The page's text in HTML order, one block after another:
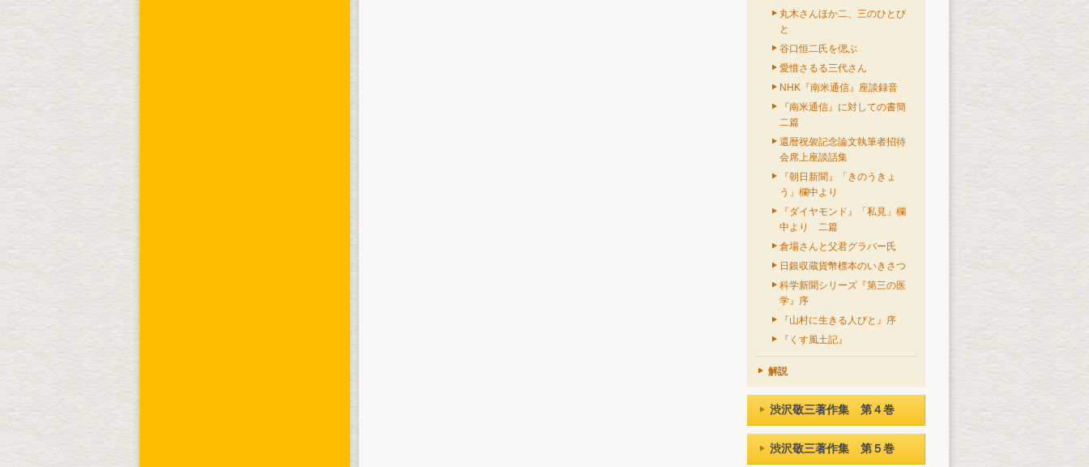
丸木さんほか二、三のひとび
と
谷口恒二氏を偲ぶ
愛惜さるる三代さん
NHK『南米通信』座談録音
『南米通信』に対しての書簡
二篇
還暦祝袈記念論文執筆者招待
会席上座談話集
『朝日新聞』「きのうきょ
う」欄中より
『ダイヤモンド』「私見」欄
中より 二篇
倉場さんと父君グラバー氏
日銀収蔵貨幣標本のいきさつ
科学新聞シリーズ『第三の医
学』序
『山村に生きる人びと』序
『くす風土記』
解説
渋沢敬三著作集 第４巻
渋沢敬三著作集 第５巻